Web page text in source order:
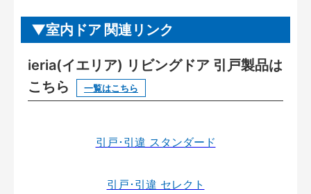
室内ドア 関連リンク
ieria(イエリア) リビングドア 引戸製品は
こちら
一覧はこちら
引戸･引違 スタンダード
引戸･引違 セレクト